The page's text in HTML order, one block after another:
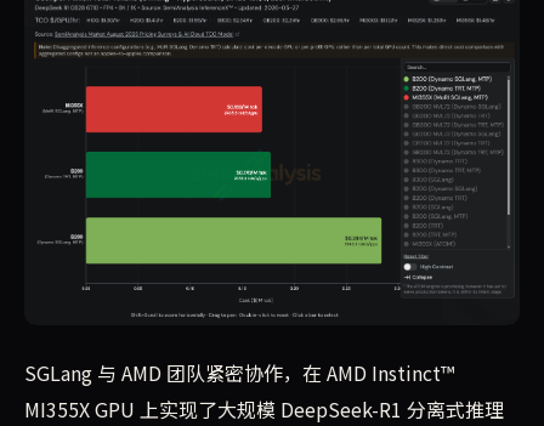
SGLang 与 AMD 团队紧密协作，在 AMD Instinct™
MI355X GPU 上实现了大规模 DeepSeek-R1 分离式推理